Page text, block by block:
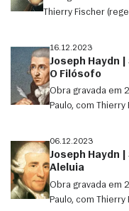
Thierry Fischer
16.12.2023
Joseph Haydn
O Filósofo
Obra gravada em
Paulo, com Thierry
06.12.2023
Joseph Haydn
Aleluia
Obra gravada em
Paulo, com Thierry